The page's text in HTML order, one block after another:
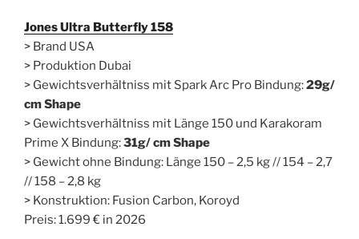
Jones Ultra Butterfly 158
> Brand USA
> Produktion Dubai
> Gewichtsverhältniss mit Spark Arc Pro Bindung:29g/
cm Shape
> Gewichtsverhältniss mit Länge 150 und Karakoram
Prime X Bindung:31g/ cm Shape
> Gewicht ohne Bindung: Länge 150 – 2,5 kg // 154 – 2,7
// 158 – 2,8 kg
> Konstruktion: Fusion Carbon, Koroyd
Preis: 1.699 € in 2026